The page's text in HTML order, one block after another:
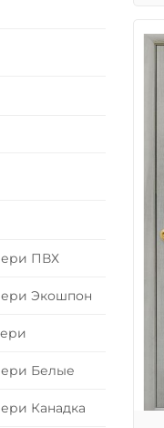
ПВХ
Экошпон
Белые
Канадка